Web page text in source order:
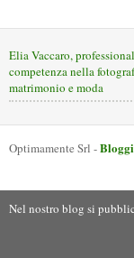
Elia Vaccaro,
competenza nella
matrimonio e moda
Optimamente Srl -
Nel nostro blog si